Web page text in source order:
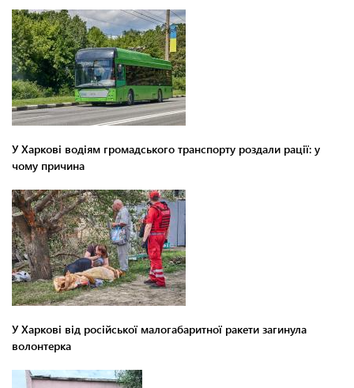
У Харкові водіям громадського транспорту роздали рації: у
чому причина
У Харкові від російської малогабаритної ракети загинула
волонтерка